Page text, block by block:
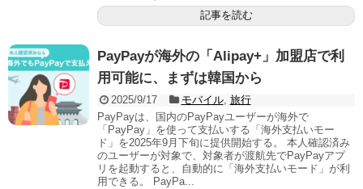
記事を読む
PayPayが海外の「Alipay+」加盟店で利
用可能に、まずは韓国から
2025/9/17 モバイル, 旅行
PayPayは、国内のPayPayユーザーが海外で
「PayPay」を使って支払いする「海外支払いモー
ド」を2025年9月下旬に提供開始する。 本人確認済み
のユーザーが対象で、対象者が渡航先でPayPayアプ
リを起動すると、自動的に「海外支払いモード」が利
用できる。 PayPa...